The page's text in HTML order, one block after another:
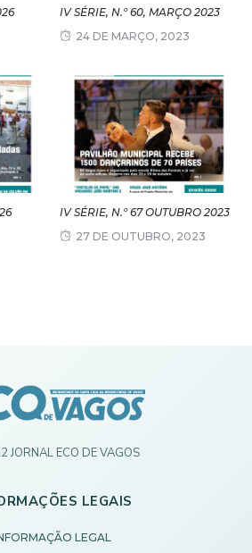
IV SÉRIE, N.º 60, MARÇO 2023
24 DE MARÇO, 2023
IV SÉRIE, N.º 67 OUTUBRO 2023
27 DE OUTUBRO, 2023
JORNAL ECO DE VAGOS
LEGAIS
LEGAL